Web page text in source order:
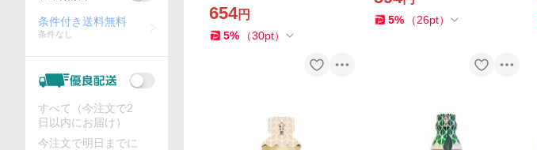
654円
5% （30pt）
5% （26pt）
条件付き送料無料
条件なし
すべて（今注文で2
日以内にお届け）
今注文で明日までに